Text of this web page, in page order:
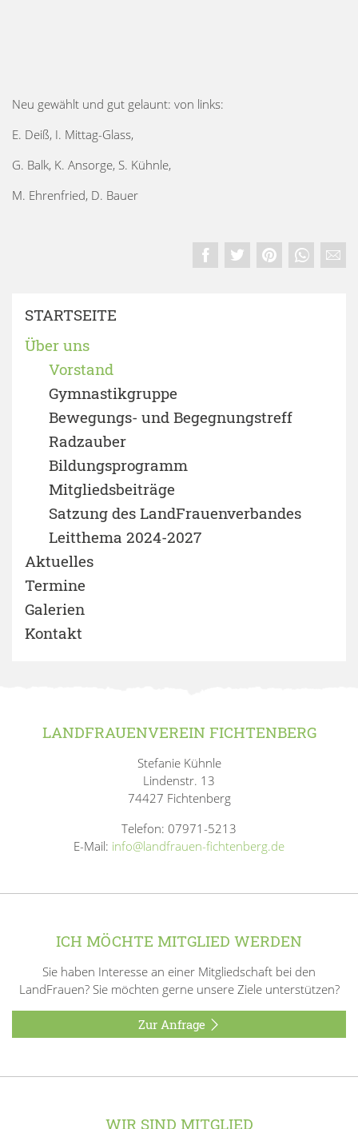
Neu gewählt und gut gelaunt: von links:
E. Deiß, I. Mittag-Glass,
G. Balk, K. Ansorge, S. Kühnle,
M. Ehrenfried, D. Bauer
STARTSEITE
Über uns
Vorstand
Gymnastikgruppe
Bewegungs- und Begegnungstreff
Radzauber
Bildungsprogramm
Mitgliedsbeiträge
Satzung des LandFrauenverbandes
Leitthema 2024-2027
Aktuelles
Termine
Galerien
Kontakt
LANDFRAUENVEREIN FICHTENBERG
Stefanie Kühnle
Lindenstr. 13
74427 Fichtenberg
Telefon: 07971-5213
E-Mail: info@landfrauen-fichtenberg.de
ICH MÖCHTE MITGLIED WERDEN
Sie haben Interesse an einer Mitgliedschaft bei den
LandFrauen? Sie möchten gerne unsere Ziele unterstützen?
Zur Anfrage
WIR SIND MITGLIED